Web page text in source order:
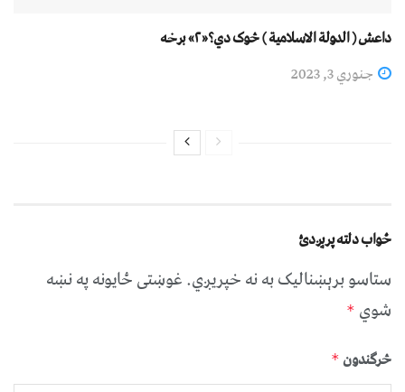
داعش ( الدولة الاسلامية ) څوک دي؟«۲» برخه
جنوري 3, 2023
ځواب دلته پرېږدئ
ستاسو برېښناليک به نه خپريږي.غوښتى ځایونه په نښه
شوي *
څرگندون *